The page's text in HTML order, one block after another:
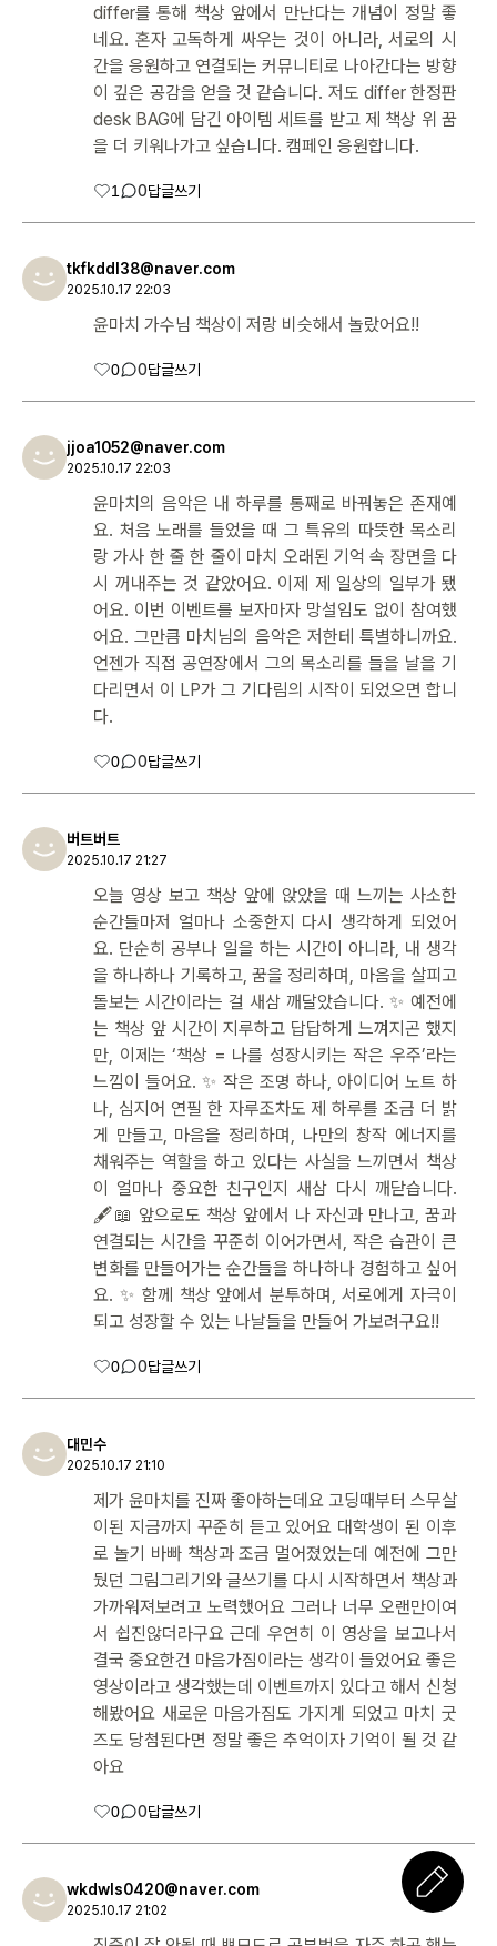
differ를 통해 책상 앞에서 만난다는 개념이 정말 좋
네요. 혼자 고독하게 싸우는 것이 아니라, 서로의 시
간을 응원하고 연결되는 커뮤니티로 나아간다는 방향
이 깊은 공감을 얻을 것 같습니다. 저도 differ 한정판
desk BAG에 담긴 아이템 세트를 받고 제 책상 위 꿈
을 더 키워나가고 싶습니다. 캠페인 응원합니다.
1 0답글쓰기
tkfkddl38@naver.com
2025.10.17 22:03
윤마치 가수님 책상이 저랑 비슷해서 놀랐어요!!
0 0답글쓰기
jjoa1052@naver.com
2025.10.17 22:03
윤마치의 음악은 내 하루를 통째로 바꿔놓은 존재예
요. 처음 노래를 들었을 때 그 특유의 따뜻한 목소리
랑 가사 한 줄 한 줄이 마치 오래된 기억 속 장면을 다
시 꺼내주는 것 같았어요. 이제 제 일상의 일부가 됐
어요. 이번 이벤트를 보자마자 망설임도 없이 참여했
어요. 그만큼 마치님의 음악은 저한테 특별하니까요.
언젠가 직접 공연장에서 그의 목소리를 들을 날을 기
다리면서 이 LP가 그 기다림의 시작이 되었으면 합니
다.
0 0답글쓰기
버트버트
2025.10.17 21:27
오늘 영상 보고 책상 앞에 앉았을 때 느끼는 사소한
순간들마저 얼마나 소중한지 다시 생각하게 되었어
요. 단순히 공부나 일을 하는 시간이 아니라, 내 생각
을 하나하나 기록하고, 꿈을 정리하며, 마음을 살피고
돌보는 시간이라는 걸 새삼 깨달았습니다. ✨ 예전에
는 책상 앞 시간이 지루하고 답답하게 느껴지곤 했지
만, 이제는 ‘책상 = 나를 성장시키는 작은 우주’라는
느낌이 들어요. ✨ 작은 조명 하나, 아이디어 노트 하
나, 심지어 연필 한 자루조차도 제 하루를 조금 더 밝
게 만들고, 마음을 정리하며, 나만의 창작 에너지를
채워주는 역할을 하고 있다는 사실을 느끼면서 책상
이 얼마나 중요한 친구인지 새삼 다시 깨닫습니다.
🖋️📖 앞으로도 책상 앞에서 나 자신과 만나고, 꿈과
연결되는 시간을 꾸준히 이어가면서, 작은 습관이 큰
변화를 만들어가는 순간들을 하나하나 경험하고 싶어
요. ✨ 함께 책상 앞에서 분투하며, 서로에게 자극이
되고 성장할 수 있는 나날들을 만들어 가보려구요!!
0 0답글쓰기
대민수
2025.10.17 21:10
제가 윤마치를 진짜 좋아하는데요 고딩때부터 스무살
이된 지금까지 꾸준히 듣고 있어요 대학생이 된 이후
로 놀기 바빠 책상과 조금 멀어졌었는데 예전에 그만
뒀던 그림그리기와 글쓰기를 다시 시작하면서 책상과
가까워져보려고 노력했어요 그러나 너무 오랜만이여
서 쉽진않더라구요 근데 우연히 이 영상을 보고나서
결국 중요한건 마음가짐이라는 생각이 들었어요 좋은
영상이라고 생각했는데 이벤트까지 있다고 해서 신청
해봤어요 새로운 마음가짐도 가지게 되었고 마치 굿
즈도 당첨된다면 정말 좋은 추억이자 기억이 될 것 같
아요
0 0답글쓰기
wkdwls0420@naver.com
2025.10.17 21:02